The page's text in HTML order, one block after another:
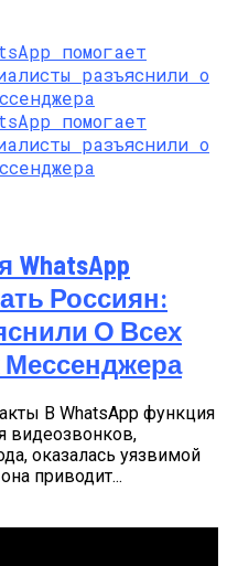
Россиян:
О Всех
В WhatsApp функция
видеозвонков,
оказалась уязвимой
приводит...